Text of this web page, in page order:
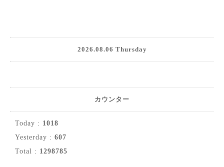
2026.08.06 Thursday
カウンター
Today : 1018
Yesterday : 607
Total : 1298785